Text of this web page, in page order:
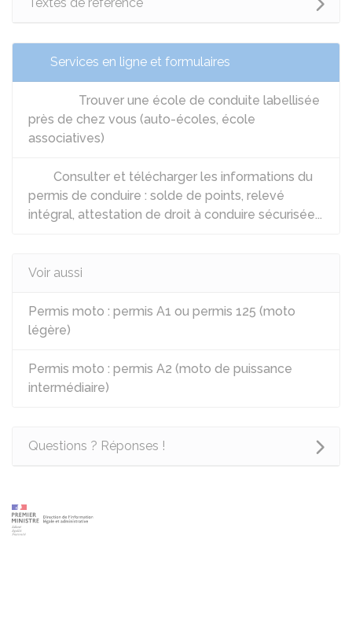
Services en ligne et formulaires
Trouver une école de conduite labellisée
près de chez vous (auto-écoles, école
associatives)
Consulter et télécharger les informations du
permis de conduire : solde de points, relevé
intégral, attestation de droit à conduire sécurisée...
Voir aussi
Permis moto : permis A1 ou permis 125 (moto
légère)
Permis moto : permis A2 (moto de puissance
intermédiaire)
Questions ? Réponses !